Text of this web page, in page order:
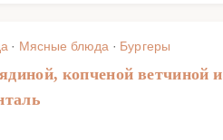
· Мясные блюда · Бургеры
копченой ветчиной и